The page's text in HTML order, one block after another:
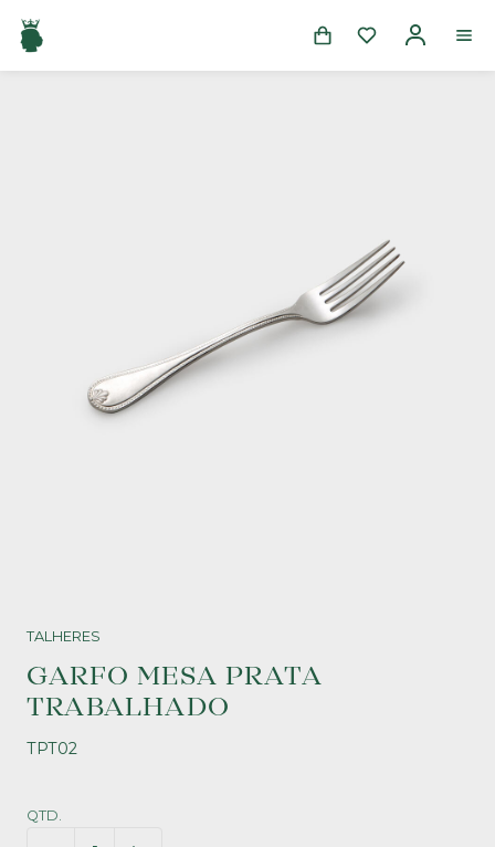
TALHERES
GARFO MESA PRATA
TRABALHADO
TPT02
QTD.